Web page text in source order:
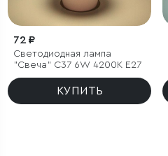
72 ₽
Светодиодная лампа
"Свеча" C37 6W 4200K E27
КУПИТЬ